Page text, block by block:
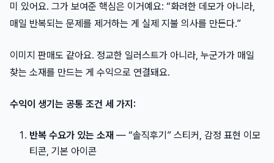
미 있어요. 그가 보여준 핵심은 이거예요: “화려한 데모가 아니라,
매일 반복되는 문제를 제거하는 게 실제 지불 의사를 만든다.”
이미지 판매도 같아요. 정교한 일러스트가 아니라, 누군가가 매일
찾는 소재를 만드는 게 수익으로 연결돼요.
수익이 생기는 공통 조건 세 가지:
반복 수요가 있는 소재 — “솔직후기” 스티커, 감정 표현 이모
티콘, 기본 아이콘